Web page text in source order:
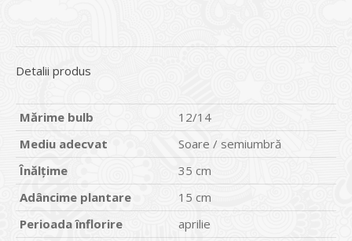
Detalii produs
Mărime bulb
12/14
Mediu adecvat
Soare / semiumbră
Înălţime
35 cm
Adâncime plantare
15 cm
Perioadaînflorire
aprilie